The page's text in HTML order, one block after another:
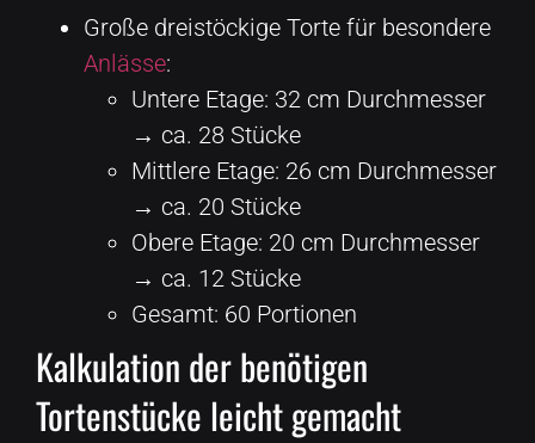
Große dreistöckige Torte für besondere
Anlässe:
Untere Etage: 32 cm Durchmesser
→ ca. 28 Stücke
Mittlere Etage: 26 cm Durchmesser
→ ca. 20 Stücke
Obere Etage: 20 cm Durchmesser
→ ca. 12 Stücke
Gesamt: 60 Portionen
Kalkulation der benötigen
Tortenstücke leicht gemacht